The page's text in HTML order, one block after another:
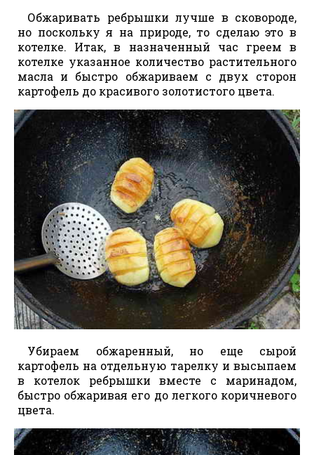
Обжаривать ребрышки лучше в сковороде,
но поскольку я на природе, то сделаю это в
котелке. Итак, в назначенный час греем в
котелке указанное количество растительного
масла и быстро обжариваем с двух сторон
картофель до красивого золотистого цвета.
Убираем обжаренный, но еще сырой
картофель на отдельную тарелку и высыпаем
в котелок ребрышки вместе с маринадом,
быстро обжаривая его до легкого коричневого
цвета.